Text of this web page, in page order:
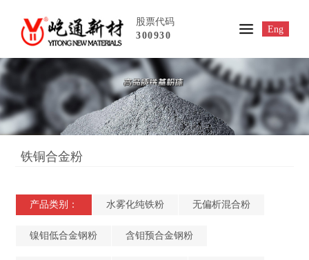
股票代码
300930
Eng
铁铜合金粉
产品类别： 水雾化纯铁粉 无偏析混合粉
镍钼低合金钢粉 含钼预合金钢粉